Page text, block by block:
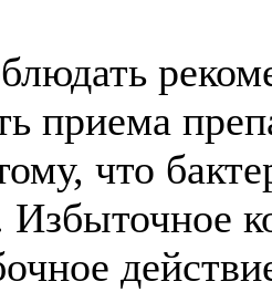
приема
что
Избыточное